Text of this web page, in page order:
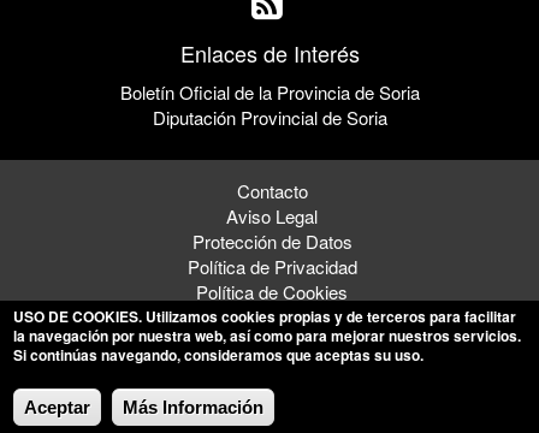
Enlaces de Interés
Boletín Oficial de la Provincia de Soria
Diputación Provincial de Soria
Contacto
Aviso Legal
Protección de Datos
Política de Privacidad
Política de Cookies
© 2026 Ayuntamiento de Langa de Duero
USO DE COOKIES. Utilizamos cookies propias y de terceros para facilitar
la navegación por nuestra web, así como para mejorar nuestros servicios.
Si continúas navegando, consideramos que aceptas su uso.
Aceptar Más Información